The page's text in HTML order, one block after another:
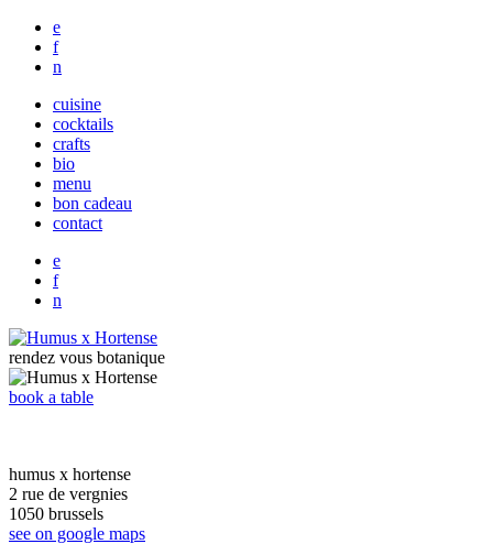
e
f
n
cuisine
cocktails
crafts
bio
menu
bon cadeau
contact
e
f
n
rendez vous botanique
book a table
humus x hortense
2 rue de vergnies
1050 brussels
see on google maps